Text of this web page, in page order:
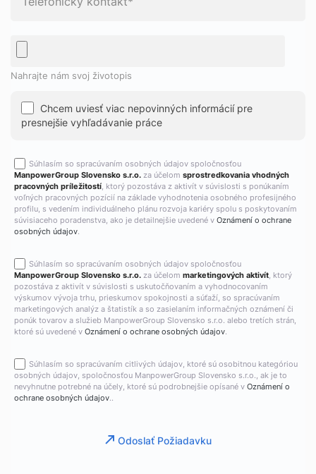
Nahrajte nám svoj životopis
Chcem uviesť viac nepovinných informácií pre
presnejšie vyhľadávanie práce
Súhlasím so spracúvaním osobných údajov spoločnosťou
ManpowerGroup Slovensko s.r.o. za účelom sprostredkovania vhodných
pracovných príležitostí, ktorý pozostáva z aktivít v súvislosti s ponúkaním
voľných pracovných pozícií na základe vyhodnotenia osobného profesijného
profilu, s vedením individuálneho plánu rozvoja kariéry spolu s poskytovaním
súvisiaceho poradenstva, ako je detailnejšie uvedené v Oznámení o ochrane
osobných údajov.
Súhlasím so spracúvaním osobných údajov spoločnosťou
ManpowerGroup Slovensko s.r.o. za účelom marketingových aktivít, ktorý
pozostáva z aktivít v súvislosti s uskutočňovaním a vyhodnocovaním
výskumov vývoja trhu, prieskumov spokojnosti a súťaží, so spracúvaním
marketingových analýz a štatistík a so zasielaním informačných oznámení či
ponúk tovarov a služieb ManpowerGroup Slovensko s.r.o. alebo tretích strán,
ktoré sú uvedené v Oznámení o ochrane osobných údajov.
Súhlasím so spracúvaním citlivých údajov, ktoré sú osobitnou kategóriou
osobných údajov, spoločnosťou ManpowerGroup Slovensko s.r.o., ak je to
nevyhnutne potrebné na účely, ktoré sú podrobnejšie opísané v Oznámení o
ochrane osobných údajov..
Odoslať Požiadavku